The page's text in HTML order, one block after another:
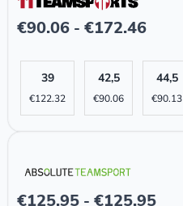
€90.06 - €172.46
39
€122.32
42,5
€90.06
44,5
€90.13
€125.95 - €125.95